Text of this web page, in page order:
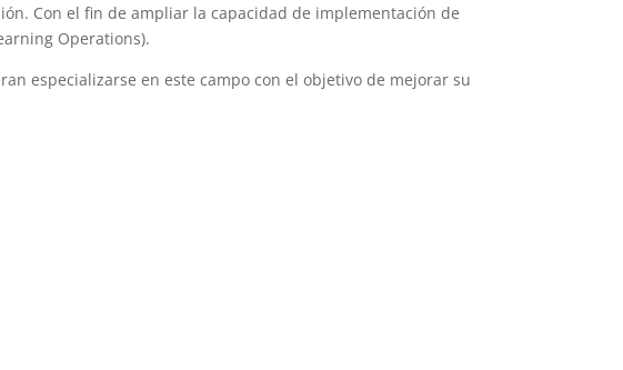
Con el fin de ampliar la capacidad de implementación de
Operations).
especializarse en este campo con el objetivo de mejorar su